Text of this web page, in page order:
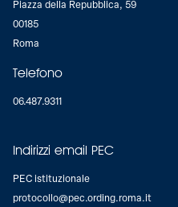
Piazza della Repubblica, 59
00185
Roma
Telefono
06.487.9311
Indirizzi email PEC
PEC istituzionale
protocollo@pec.ording.roma.it